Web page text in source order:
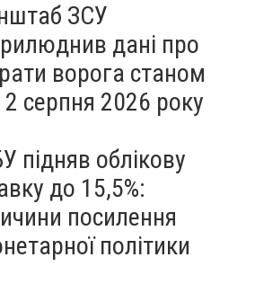
ЗСУ
дані про
ворога станом
2 серпня 2026 року
підняв облікову
до 15,5%:
посилення
політики